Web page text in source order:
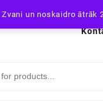
Zvani un noskaidro ātrāk